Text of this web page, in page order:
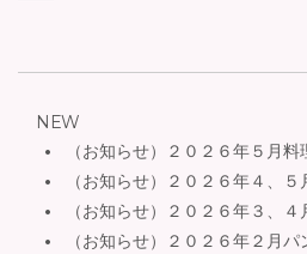
NEW
（お知らせ）２０２６年５月料
（お知らせ）２０２６年４、
（お知らせ）２０２６年３、
（お知らせ）２０２６年２月パ